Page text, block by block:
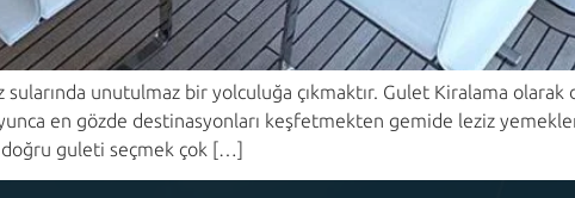
unutulmaz bir yolculuğa çıkmaktır. Gulet Kiralama olarak
en gözde destinasyonları keşfetmekten gemide leziz
doğru guleti seçmek çok […]